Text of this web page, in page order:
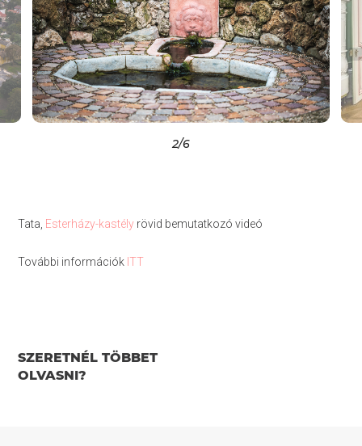
2/6
Tata, Esterházy-kastélyrövid bemutatkozó videó
További információk ITT
SZERETNÉL TÖBBET
OLVASNI?